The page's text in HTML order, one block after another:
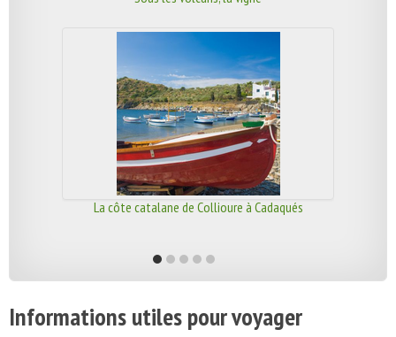
La côte catalane de Collioure à Cadaqués
Informations utiles pour voyager